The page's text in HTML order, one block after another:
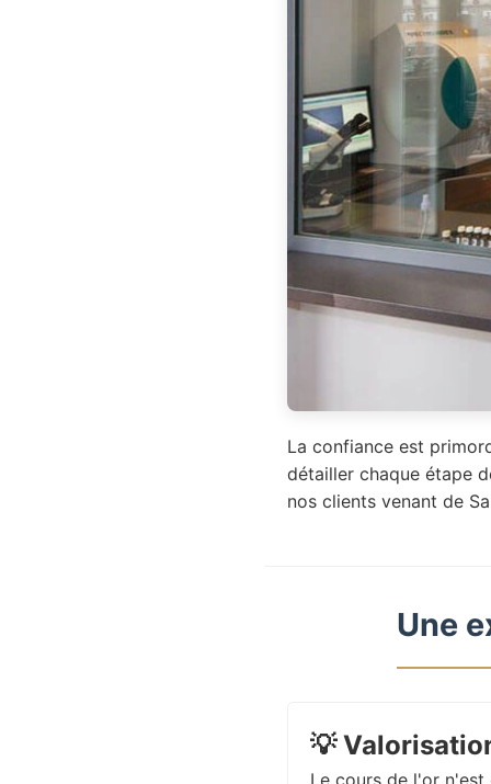
La confiance est
détailler chaque étape
nos clients venant de
Une
💡